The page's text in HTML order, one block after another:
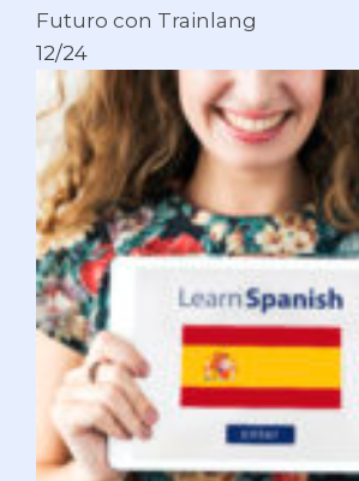
Futuro con Trainlang
12/24